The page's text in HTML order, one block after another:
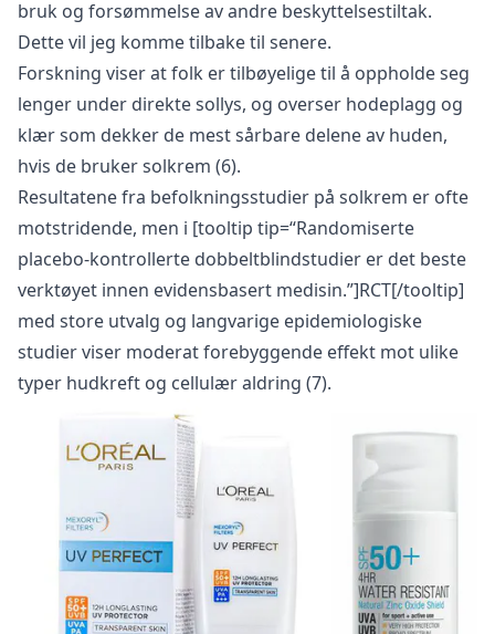
bruk og forsømmelse av andre beskyttelsestiltak.
Dette vil jeg komme tilbake til senere.
Forskning viser at folk er tilbøyelige til å oppholde seg
lenger under direkte sollys, og overser hodeplagg og
klær som dekker de mest sårbare delene av huden,
hvis de bruker solkrem (6).
Resultatene fra befolkningsstudier på solkrem er ofte
motstridende, men i [tooltip tip=“Randomiserte
placebo-kontrollerte dobbeltblindstudier er det beste
verktøyet innen evidensbasert medisin.”]RCT[/tooltip]
med store utvalg og langvarige epidemiologiske
studier viser moderat forebyggende effekt mot ulike
typer hudkreft og cellulær aldring (7).